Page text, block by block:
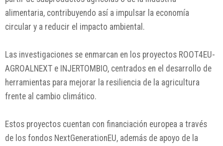
alimentaria, contribuyendo así a impulsar la economía
circular y a reducir el impacto ambiental.
Las investigaciones se enmarcan en los proyectos ROOT4EU-
AGROALNEXT e INJERTOMBIO, centrados en el desarrollo de
herramientas para mejorar la resiliencia de la agricultura
frente al cambio climático.
Estos proyectos cuentan con financiación europea a través
de los fondos NextGenerationEU, además de apoyo de la